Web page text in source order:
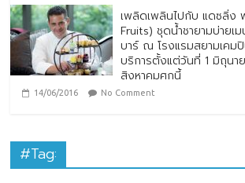
เพลิดเพลินไปกับ แดซลิ่ง
Fruits) ชุดน้ำชายามบ่ายเ
บาร์ ณ โรงแรมสยามเคม
บริการตั้งแต่วันที่ 1 มิถุนา
สิงหาคมศกนี้
14/06/2016 No Comment
#Tag: